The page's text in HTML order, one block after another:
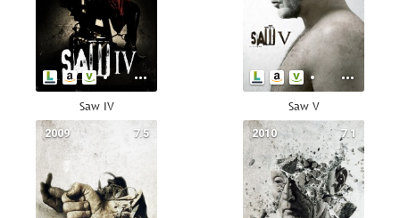
Saw IV Saw V
7.5
2009 7.1
2010